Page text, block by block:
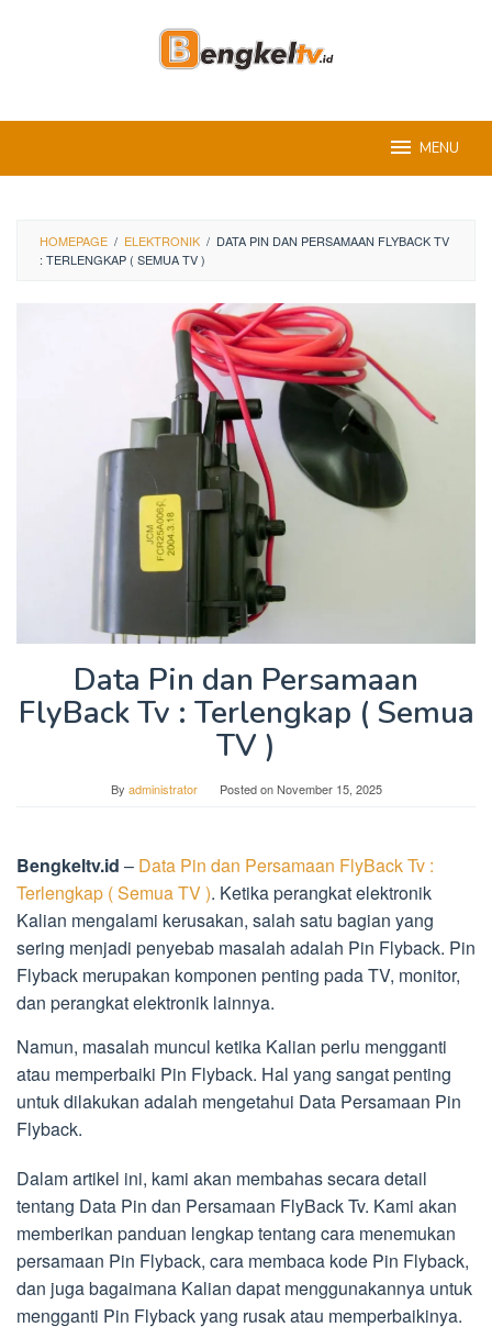
MENU
HOMEPAGE / ELEKTRONIK / DATA PIN DAN PERSAMAAN FLYBACK TV
: TERLENGKAP ( SEMUA TV )
Data Pin dan Persamaan
FlyBack Tv : Terlengkap ( Semua
TV )
By administrator Posted onNovember 15, 2025
Bengkeltv.id – Data Pin dan Persamaan FlyBack Tv :
Terlengkap ( Semua TV ). Ketika perangkat elektronik
Kalian mengalami kerusakan, salah satu bagian yang
sering menjadi penyebab masalah adalah Pin Flyback. Pin
Flyback merupakan komponen penting pada TV, monitor,
dan perangkat elektronik lainnya.
Namun, masalah muncul ketika Kalian perlu mengganti
atau memperbaiki Pin Flyback. Hal yang sangat penting
untuk dilakukan adalah mengetahui Data Persamaan Pin
Flyback.
Dalam artikel ini, kami akan membahas secara detail
tentang Data Pin dan Persamaan FlyBack Tv. Kami akan
memberikan panduan lengkap tentang cara menemukan
persamaan Pin Flyback, cara membaca kode Pin Flyback,
dan juga bagaimana Kalian dapat menggunakannya untuk
mengganti Pin Flyback yang rusak atau memperbaikinya.